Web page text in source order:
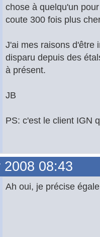
chose à quelqu'un
coute 300 fois plus
J'ai mes raisons d'être
disparu depuis des
à présent.
JB
PS: c'est le client IGN
08:43
Ah oui, je précise